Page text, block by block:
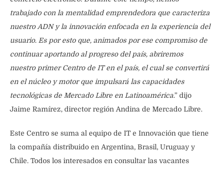
trabajado con la mentalidad emprendedora que caracteriza
nuestro ADN y la innovación enfocada en la experiencia del
usuario. Es por esto que, animados por ese compromiso de
continuar aportando al progreso del país, abriremos
nuestro primer Centro de IT en el país, el cual se convertirá
en el núcleo y motor que impulsará las capacidades
tecnológicas de Mercado Libre en Latinoamérica.” dijo
Jaime Ramírez, director región Andina de Mercado Libre.
Este Centro se suma al equipo de IT e Innovación que tiene
la compañía distribuido en Argentina, Brasil, Uruguay y
Chile. Todos los interesados en consultar las vacantes